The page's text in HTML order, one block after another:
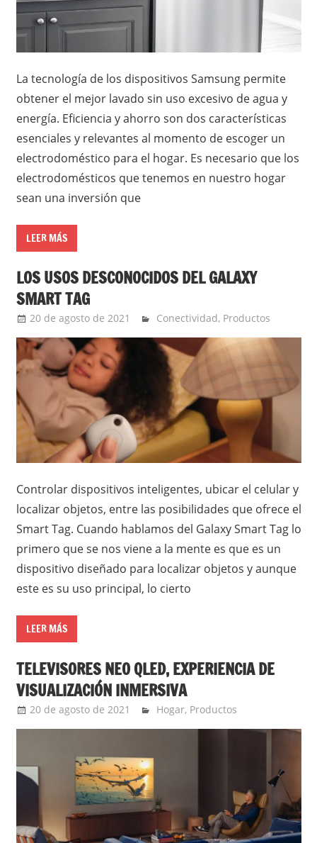
La tecnología de los dispositivos Samsung permite
obtener el mejor lavado sin uso excesivo de agua y
energía. Eficiencia y ahorro son dos características
esenciales y relevantes al momento de escoger un
electrodoméstico para el hogar. Es necesario que los
electrodomésticos que tenemos en nuestro hogar
sean una inversión que
LEER MÁS
LOS USOS DESCONOCIDOS DEL GALAXY
SMART TAG
20 de agosto de 2021 Ernesto Herrera
Conectividad, Productos
Controlar dispositivos inteligentes, ubicar el celular y
localizar objetos, entre las posibilidades que ofrece el
Smart Tag. Cuando hablamos del Galaxy Smart Tag lo
primero que se nos viene a la mente es que es un
dispositivo diseñado para localizar objetos y aunque
este es su uso principal, lo cierto
LEER MÁS
TELEVISORES NEO QLED, EXPERIENCIA DE
VISUALIZACIÓN INMERSIVA
20 de agosto de 2021 Ernesto Herrera
Hogar, Productos